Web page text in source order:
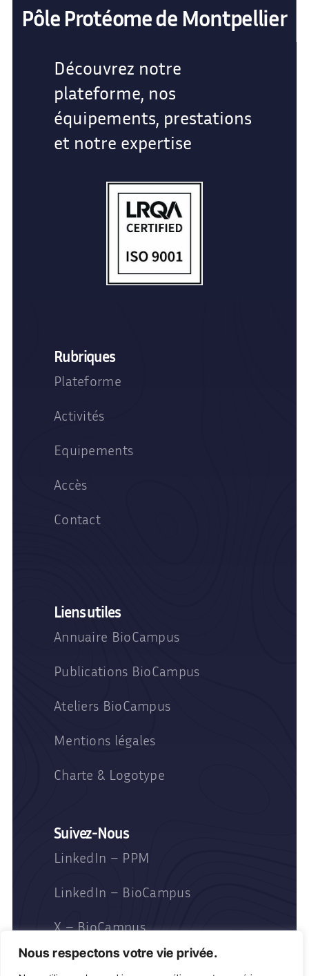
Nous respectons votre vie privée.
Pôle Protéome de Montpellier
Découvrez notre
plateforme, nos
équipements, prestations
et notre expertise
Rubriques
Plateforme
Activités
Equipements
Accès
Contact
Liens utiles
Annuaire BioCampus
Publications BioCampus
Ateliers BioCampus
Mentions légales
Charte & Logotype
Suivez-Nous
LinkedIn – PPM
LinkedIn – BioCampus
X – BioCampus